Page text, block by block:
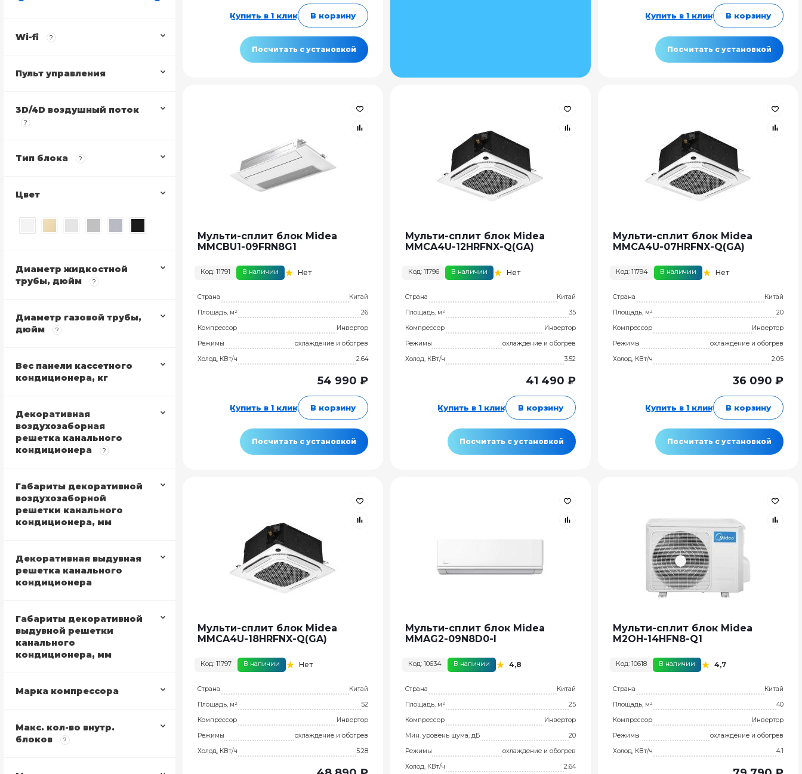
Купить в 1 клик В корзину
Посчитать с установкой
Купить в 1 клик В корзину
Посчитать с установкой
Мульти-сплит блок Midea
MMCBU1-09FRN8G1
Код: 11791 В наличии Нет
Страна
Китай
Площадь, м²
26
Компрессор
Инвертор
Режимы
охлаждение и обогрев
Холод, КВт/ч
2.64
54 990 ₽
Купить в 1 клик В корзину
Посчитать с установкой
Мульти-сплит блок Midea
MMCA4U-12HRFNX-Q(GA)
Код: 11796 В наличии Нет
Страна
Китай
Площадь, м²
35
Компрессор
Инвертор
Режимы
охлаждение и обогрев
Холод, КВт/ч
3.52
41 490 ₽
Купить в 1 клик В корзину
Посчитать с установкой
Мульти-сплит блок Midea
MMCA4U-07HRFNX-Q(GA)
Код: 11794 В наличии Нет
Страна
Китай
Площадь, м²
20
Компрессор
Инвертор
Режимы
охлаждение и обогрев
Холод, КВт/ч
2.05
36 090 ₽
Купить в 1 клик В корзину
Посчитать с установкой
Мульти-сплит блок Midea
MMCA4U-18HRFNX-Q(GA)
Код: 11797 В наличии Нет
Страна
Китай
Площадь, м²
52
Компрессор
Инвертор
Режимы
охлаждение и обогрев
Холод, КВт/ч
5.28
Мульти-сплит блок Midea
MMAG2-09N8D0-I
Код: 10634 В наличии 4,8
Страна
Китай
Площадь, м²
25
Компрессор
Инвертор
Мин. уровень шума, дБ
20
Режимы
охлаждение и обогрев
Холод, КВт/ч
2.64
Мульти-сплит блок Midea
M2OH-14HFN8-Q1
Код: 10618 В наличии 4,7
Страна
Китай
Площадь, м²
40
Компрессор
Инвертор
Режимы
охлаждение и обогрев
Холод, КВт/ч
4.1
Wi-fi ?
Пульт управления
3D/4D воздушный поток
?
Тип блока ?
Цвет
Диаметр жидкостной
трубы, дюйм
?
Диаметр газовой трубы,
дюйм
?
Вес панели кассетного
кондиционера, кг
Декоративная
воздухозаборная
решетка канального
кондиционера
?
Габариты декоративной
воздухозаборной
решетки канального
кондиционера, мм
Декоративная выдувная
решетка канального
кондиционера
Габариты декоративной
выдувной решетки
канального
кондиционера, мм
Марка компрессора
Макс. кол-во внутр.
блоков
?